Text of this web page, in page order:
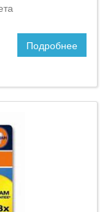
Подробнее